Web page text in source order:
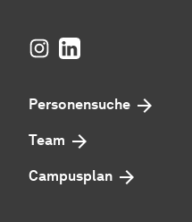
Instagram
LinkedIn
Personensuche
Team
Campusplan